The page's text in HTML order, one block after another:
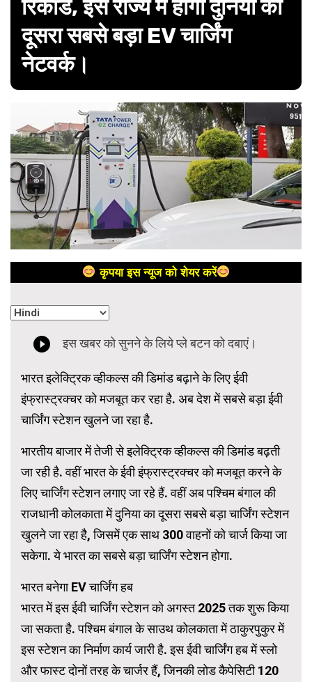
रिकॉर्ड, इस राज्य में होगा दुनिया का
दूसरा सबसे बड़ा EV चार्जिंग
नेटवर्क।
कृपया इस न्यूज को शेयर करें
भारत इलेक्ट्रिक व्हीकल्स की डिमांड बढ़ाने के लिए ईवी
इंफ्रास्ट्रक्चर को मजबूत कर रहा है. अब देश में सबसे बड़ा ईवी
चार्जिंग स्टेशन खुलने जा रहा है.
भारतीय बाजार में तेजी से इलेक्ट्रिक व्हीकल्स की डिमांड बढ़ती
जा रही है. वहीं भारत के ईवी इंफ्रास्ट्रक्चर को मजबूत करने के
लिए चार्जिंग स्टेशन लगाए जा रहे हैं. वहीं अब पश्चिम बंगाल की
राजधानी कोलकाता में दुनिया का दूसरा सबसे बड़ा चार्जिंग स्टेशन
खुलने जा रहा है, जिसमें एक साथ 300 वाहनों को चार्ज किया जा
सकेगा. ये भारत का सबसे बड़ा चार्जिंग स्टेशन होगा.
भारत बनेगा EV चार्जिंग हब
भारत में इस ईवी चार्जिंग स्टेशन को अगस्त 2025 तक शुरू किया
जा सकता है. पश्चिम बंगाल के साउथ कोलकाता में ठाकुरपुकुर में
इस स्टेशन का निर्माण कार्य जारी है. इस ईवी चार्जिंग हब में स्लो
और फास्ट दोनों तरह के चार्जर हैं, जिनकी लोड कैपेसिटी 120